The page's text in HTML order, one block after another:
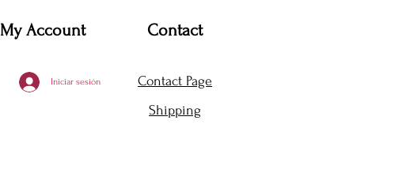
My Account
Iniciar sesión
Contact
Contact Page
Shipping